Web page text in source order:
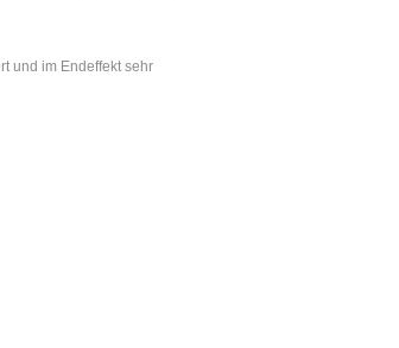
und im Endeffekt sehr